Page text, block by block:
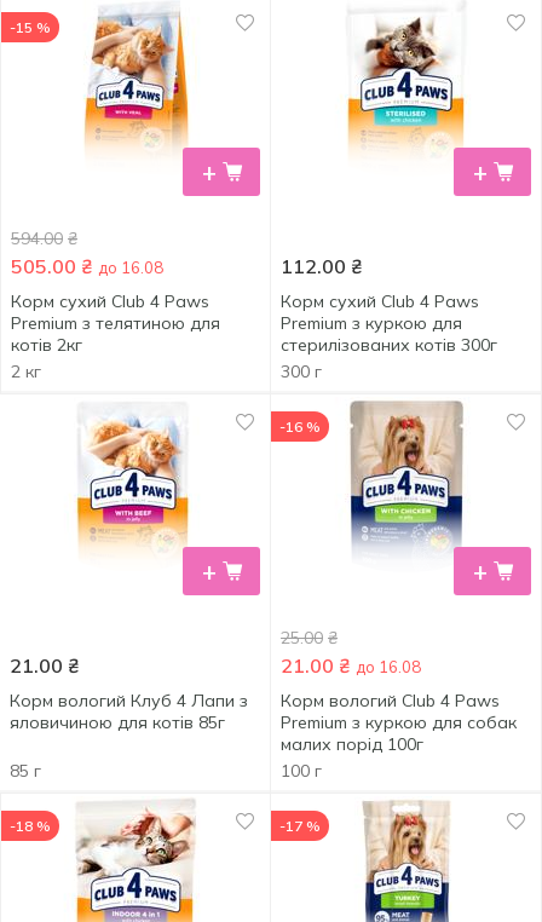
+
-15 %
594.00 ₴
505.00 ₴ до 16.08
Корм сухий Club 4 Paws
Premium з телятиною для
котів 2кг
2 кг
+
112.00 ₴
Корм сухий Club 4 Paws
Premium з куркою для
стерилізованих котів 300г
300 г
+
21.00 ₴
Корм вологий Клуб 4 Лапи з
яловичиною для котів 85г
85 г
+
-16 %
25.00 ₴
21.00 ₴ до 16.08
Корм вологий Club 4 Paws
Premium з куркою для собак
малих порід 100г
100 г
-18 % -17 %